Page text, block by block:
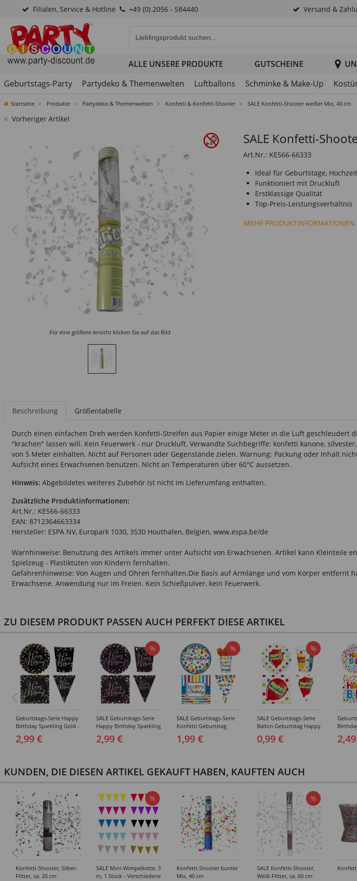
Filialen, Service & Hotline +49 (0) 2056 - 584440 Versand &
ALLE UNSERE PRODUKTE GUTSCHEINE
Geburtstags-Party
Partydeko & Themenwelten Luftballons Schminke & Make-Up
Startseite Produkte Partydeko & Themenwelten Konfetti & Konfetti-Shooter SALE Konfetti-Shooter weißer Mix, 40 cm
Vorheriger Artikel
Für eine größere Ansicht klicken Sie auf das Bild
SALE Konfetti-
Art.Nr.: KES66-66333
Ideal für Geburtstage,
Funktioniert mit Druckluft
Erstklassige Qualität
Top-Preis-Leistungsverhältnis
MEHR
Beschreibung Größentabelle
Durch einen einfachen Dreh werden Konfetti-Streifen aus Papier einige Meter in die Luft
"krachen" lassen will. Kein Feuerwerk - nur Druckluft. Verwandte Suchbegriffe: konfetti kanone,
von 5 Meter einhalten. Nicht auf Personen oder Gegenstände zielen. Warnung: Packung oder Inhalt
Aufsicht eines Erwachsenen benutzen. Nicht an Temperaturen über 60°C aussetzen.
Hinweis: Abgebildetes weiteres Zubehör ist nicht im Lieferumfang enthalten.
Zusätzliche Produktinformationen:
Art.Nr.: KES66-66333
EAN: 8712364663334
Hersteller: ESPA NV, Europark 1030, 3530 Houthalen, Belgien, www.espa.be/de
Warnhinweise: Benutzung des Artikels immer unter Aufsicht von Erwachsenen. Artikel kann Kleinteile
Spielzeug - Plastiktüten von Kindern fernhalten.
Gefahrenhinweise: Von Augen und Ohren fernhalten.Die Basis auf Armlänge und vom Körper
Erwachsene. Anwendung nur im Freien. Kein Schießpulver, kein Feuerwerk.
ZU DIESEM PRODUKT PASSEN AUCH PERFEKT DIESE ARTIKEL
Geburtstags-Serie Happy
Birthday Sparkling Gold -
Teller, Servietten, Becher
& Dekorationen
2,99 €
%
SALE Geburtstags-Serie
Happy Birthday Sparkling
Pink - Teller, Servietten,
Becher & Dekorationen
2,99 €
%
SALE Geburtstags-Serie
Konfetti Geburtstag
Happy Birthday - Teller,
Servietten, Becher &
1,99 €
%
SALE Geburtstags-Serie
Ballon Geburtstag Happy
Birthday - Teller,
Servietten, Becher &
0,99 €
KUNDEN, DIE DIESEN ARTIKEL GEKAUFT HABEN, KAUFTEN AUCH
Konfetti-Shooter, Silber-
Flitter, ca. 20 cm
%
SALE Mini-Wimpelkette, 3
m, 1 Stück - Verschiedene
Konfetti-Shooter bunter
Mix, 40 cm
%
SALE Konfetti-Shooter,
Weiß-Flitter, ca. 60 cm